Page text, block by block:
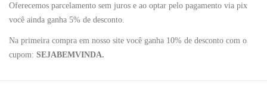
Oferecemos parcelamento sem juros e ao optar pelo pagamento via pix
você ainda ganha 5% de desconto.
Na primeira compra em nosso site você ganha 10% de desconto com o
cupom: SEJABEMVINDA.